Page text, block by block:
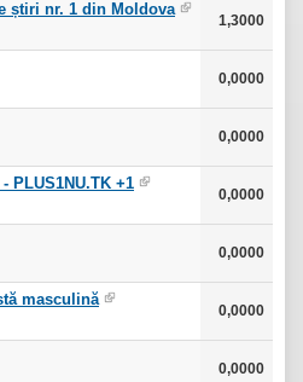
știri nr. 1 din Moldova
1,3000
0,0000
0,0000
PLUS1NU.TK +1
0,0000
0,0000
masculină
0,0000
0,0000